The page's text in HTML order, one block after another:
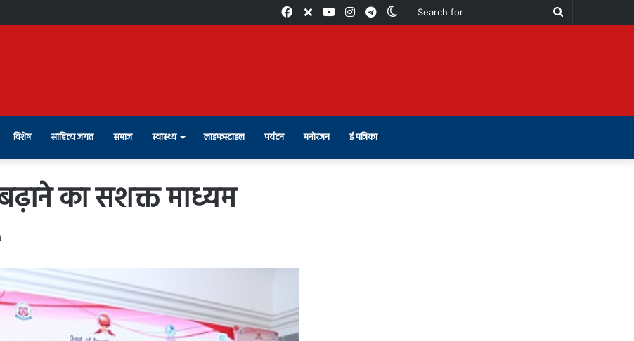
Search
Switch
Telegram
Instagram
Youtube
X
Facebook
विशेष साहित्य जगत समाज स्वास्थ्य लाइफस्टाइल पर्यटन मनोरंजन ई पत्रिका
का सशक्त माध्यम